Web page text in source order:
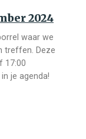
2024
waar we
treffen. Deze
17:00
je agenda!